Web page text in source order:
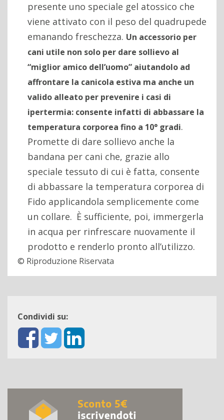
presente uno speciale gel atossico che
viene attivato con il peso del quadrupede
emanando freschezza. Un accessorio per
cani utile non solo per dare sollievo al
“miglior amico dell’uomo” aiutandolo ad
affrontare la canicola estiva ma anche un
valido alleato per prevenire i casi di
ipertermia: consente infatti di abbassare la
temperatura corporea fino a 10° gradi.
Promette di dare sollievo anche la
bandana per cani che, grazie allo
speciale tessuto di cui è fatta, consente
di abbassare la temperatura corporea di
Fido applicandola semplicemente come
un collare. È sufficiente, poi, immergerla
in acqua per rinfrescare nuovamente il
prodotto e renderlo pronto all’utilizzo.
© Riproduzione Riservata
Condividi su: